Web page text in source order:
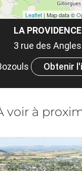
LA PROVIDENCE
3 rue des Angles
Obtenir
Leaflet | Map data ©
voir à